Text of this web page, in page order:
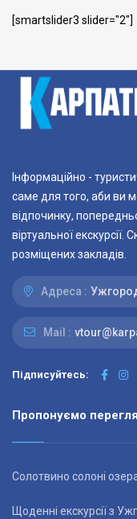
[smartslider3 slider="2"]
Інформаційно -
саме для того, аби ви
відпочинку,
віртуальної
розміщених закладів.
Адреса :
Mail :
Підписуйтесь:
Пропонуємо
Солотвино солоні
Щоденні екскурсії з